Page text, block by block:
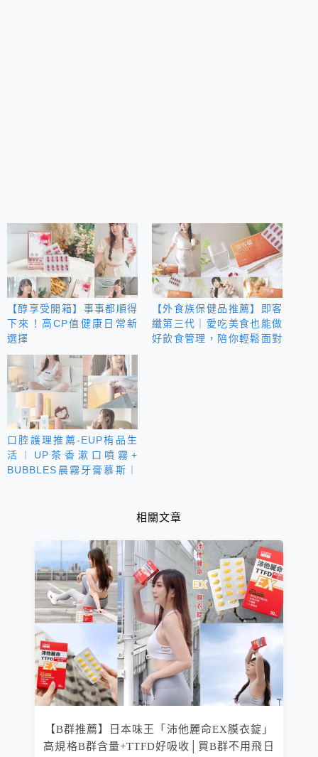
【醇享受開箱】事事都順得
下來！高CP值健康日常新
選擇
【外食族保健品推薦】即客
纖第三代｜愛吃美食也能做
好飲食管理，陪你輕鬆面對
口腔護理推薦-EUP栯品生
活︱UP茶香漱口噴霧+
BUBBLES晨霧牙膏慕斯︱
相關文章
【B群推薦】日本味王「沛他麗命EX膜衣錠」
高規格B群含量+TTFD好吸收│買B群不用飛日